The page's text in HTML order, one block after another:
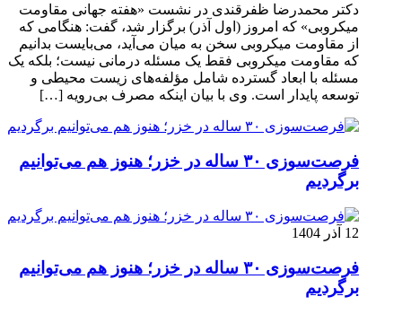
دکتر محمدرضا ظفرقندی در نشست «هفته جهانی مقاومت
میکروبی» که امروز (اول آذر) برگزار شد، گفت: هنگامی که
از مقاومت میکروبی سخن به میان می‌آید، می‌بایست بدانیم
که مقاومت میکروبی فقط یک مسئله درمانی نیست؛ بلکه یک
مسئله با ابعاد گسترده شامل مؤلفه‌های زیست محیطی و
توسعه پایدار است. وی با بیان اینکه مصرف بی‌رویه […]
فرصت‌سوزی ۳۰ ساله در خزر؛ هنوز هم می‌توانیم
برگردیم
12 آذر 1404
فرصت‌سوزی ۳۰ ساله در خزر؛ هنوز هم می‌توانیم
برگردیم